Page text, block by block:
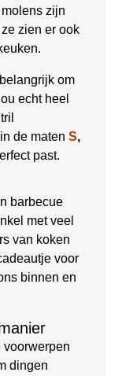
zijn
zien er ook
om
echt heel
de maten S,
past.
barbecue
met veel
van koken
voor
binnen en
voorwerpen
dingen